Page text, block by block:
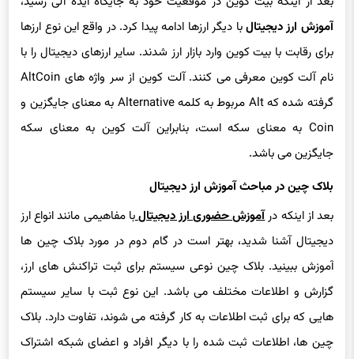
برای رقابت با بیت کوین وارد بازار ارز شدند. سایر ارزهای دیجیتال را با
نام آلت کوین معرفی می کنند. آلت کوین از سر واژه های AltCoin
گرفته شده که Alt مربوط به کلمه Alternative به معنای جایگزین و
Coin به معنای سکه است، بنابراین آلت کوین به معنای سکه
جایگزین می باشد.
بلاک چین در مباحث آموزش ارز دیجیتال
بعد از اینکه درآموزش حضوری ارز دیجیتال
دیجیتال آشنا شدید، بهتر است در گام دوم در مورد بلاک چین ها
آموزش ببینید. بلاک چین نوعی سیستم برای ثبت تراکنش های ارز،
گزارش و اطلاعات مختلف می باشد. این نوع ثبت با سایر سیستم
هایی که برای ثبت اطلاعات به کار گرفته می شوند، تفاوت دارد. بلاک
چین ها، اطلاعات ثبت شده را با دیگر افراد و اعضای شبکه اشتراک
گذاری می کنند. این نوع اشتراک گذاری از سرقت اطلاعات، هک،